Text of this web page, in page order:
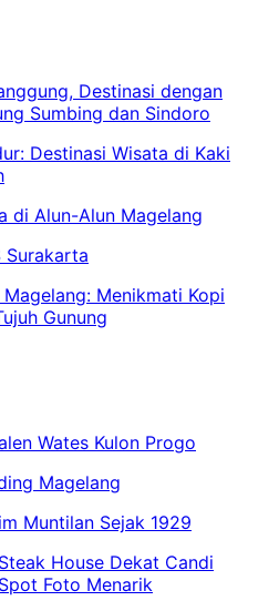
Destinasi dengan
Sumbing dan Sindoro
Destinasi Wisata di Kaki
di Alun-Alun Magelang
Surakarta
Menikmati Kopi
Gunung
Wates Kulon Progo
Magelang
Muntilan Sejak 1929
House Dekat Candi
Foto Menarik